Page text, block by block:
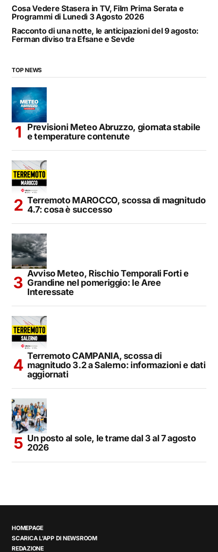
Cosa Vedere Stasera in TV, Film Prima Serata e
Programmi di Lunedì 3 Agosto 2026
Racconto di una notte, le anticipazioni del 9 agosto:
Ferman diviso tra Efsane e Sevde
TOP NEWS
Previsioni Meteo Abruzzo, giornata stabile
e temperature contenute
Terremoto MAROCCO, scossa di magnitudo
4.7: cosa è successo
Avviso Meteo, Rischio Temporali Forti e
Grandine nel pomeriggio: le Aree
Interessate
Terremoto CAMPANIA, scossa di
magnitudo 3.2 a Salerno: informazioni e dati
aggiornati
Un posto al sole, le trame dal 3 al 7 agosto
2026
HOMEPAGE
SCARICA L’APP DI NEWSROOM
REDAZIONE